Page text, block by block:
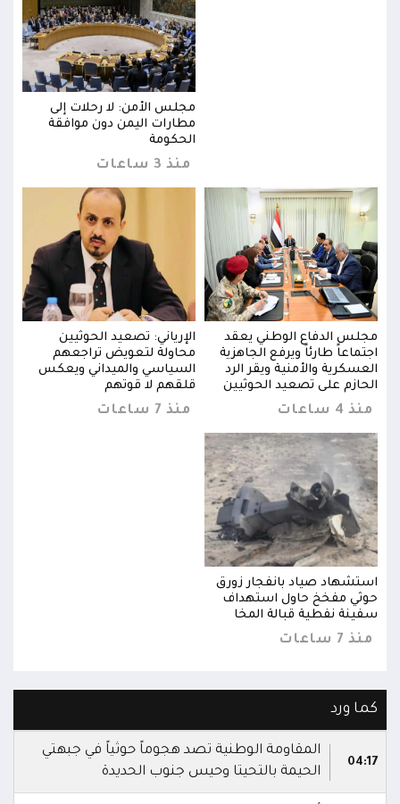
مجلس الأمن: لا رحلات إلى
مطارات اليمن دون موافقة
الحكومة
منذ 3 ساعات
مجلس الدفاع الوطني يعقد
اجتماعاً طارئاً ويرفع الجاهزية
العسكرية والأمنية ويقر الرد
الحازم على تصعيد الحوثيين
منذ 4 ساعات
الإرياني: تصعيد الحوثيين
محاولة لتعويض تراجعهم
السياسي والميداني ويعكس
قلقهم لا قوتهم
منذ 7 ساعات
استشهاد صياد بانفجار زورق
حوثي مفخخ حاول استهداف
سفينة نفطية قبالة المخا
منذ 7 ساعات
كما ورد
04:17
المقاومة الوطنية تصد هجوماً حوثياً في جبهتي
الحيمة بالتحيتا وحيس جنوب الحديدة